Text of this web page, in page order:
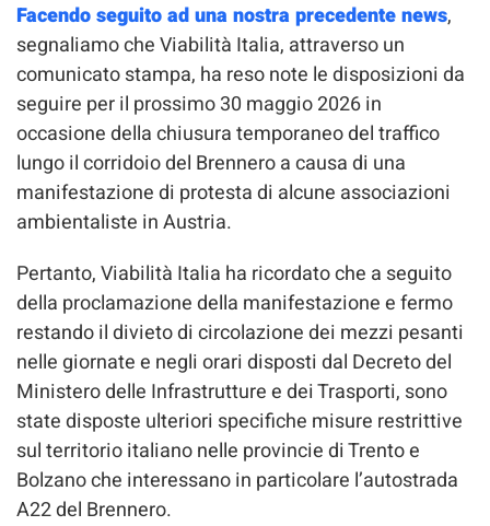
Facendo seguito ad una nostra precedente news,
segnaliamo che Viabilità Italia, attraverso un
comunicato stampa, ha reso note le disposizioni da
seguire per il prossimo 30 maggio 2026 in
occasione della chiusura temporaneo del traffico
lungo il corridoio del Brennero a causa di una
manifestazione di protesta di alcune associazioni
ambientaliste in Austria.
Pertanto, Viabilità Italia ha ricordato che a seguito
della proclamazione della manifestazione e fermo
restando il divieto di circolazione dei mezzi pesanti
nelle giornate e negli orari disposti dal Decreto del
Ministero delle Infrastrutture e dei Trasporti, sono
state disposte ulteriori specifiche misure restrittive
sul territorio italiano nelle provincie di Trento e
Bolzano che interessano in particolare l’autostrada
A22 del Brennero.